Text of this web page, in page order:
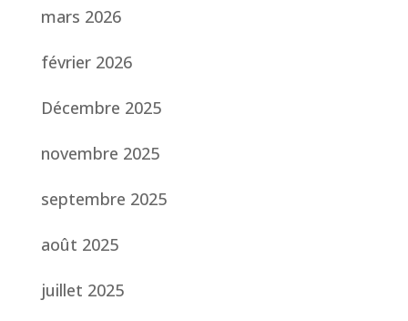
mars 2026
février 2026
Décembre 2025
novembre 2025
septembre 2025
août 2025
juillet 2025